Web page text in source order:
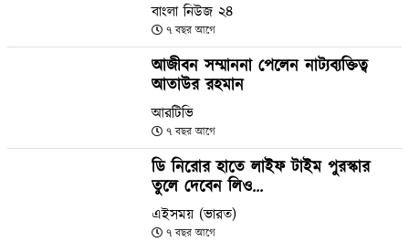
বাংলা নিউজ ২৪
৭ বছর আগে
আজীবন সম্মাননা পেলেন নাট্যব্যক্তিত্ব
আতাউর রহমান
আরটিভি
৭ বছর আগে
ডি নিরোর হাতে লাইফ টাইম পুরস্কার
তুলে দেবেন লিও...
এইসময় (ভারত)
৭ বছর আগে